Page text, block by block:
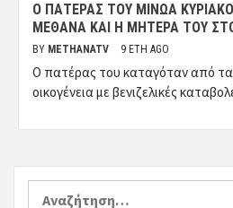
Ο ΠΑΤΈΡΑΣ ΤΟΥ ΜΊΝΩΑ
ΜΈΘΑΝΑ ΚΑΙ Η ΜΗΤΈΡΑ ΤΟΥ
BY METHANATV 9 ΈΤΗ AGO
Ο πατέρας του καταγόταν από
οικογένεια με βενιζελικές
Αναζήτηση